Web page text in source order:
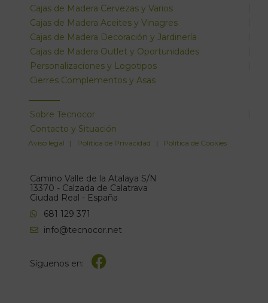
Cajas de Madera Cervezas y Varios
Cajas de Madera Aceites y Vinagres
Cajas de Madera Decoración y Jardinería
Cajas de Madera Outlet y Oportunidades
Personalizaciones y Logotipos
Cierres Complementos y Asas
Sobre Tecnocor
Contacto y Situación
Aviso legal | Política de Privacidad | Política de Cookies
Camino Valle de la Atalaya S/N
13370 - Calzada de Calatrava
Ciudad Real - España
681 129 371
info@tecnocor.net
Síguenos en: